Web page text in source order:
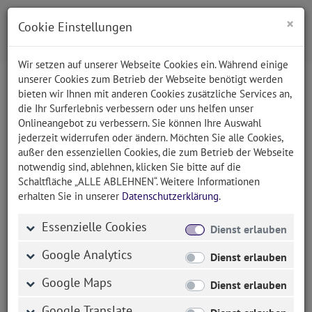
Bernd Hackl / 7P-Horses
(seit 2018)
Ticketsystem für Veranstaltungen und Kurse
des TV-bekannten Horseman
seinem Team die Version 2.0 unseres erfolgreichen
Ticketsystems ein, das schneller, flexibler und
mächtiger als sein Vorgänger ist. Über 10
Cookie Einstellungen ×
Wir setzen auf unserer Webseite Cookies ein. Während einige
unserer Cookies zum Betrieb der Webseite benötigt werden
bieten wir Ihnen mit anderen Cookies zusätzliche Services an,
die Ihr Surferlebnis verbessern oder uns helfen unser
Onlineangebot zu verbessern. Sie können Ihre Auswahl
jederzeit widerrufen oder ändern. Möchten Sie alle Cookies,
außer den essenziellen Cookies, die zum Betrieb der Webseite
notwendig sind, ablehnen, klicken Sie bitte auf die
Schaltfläche „ALLE ABLEHNEN“. Weitere Informationen
erhalten Sie in unserer Datenschutzerklärung.
Essenzielle Cookies Dienst erlauben
Google Analytics Dienst erlauben
Google Maps Dienst erlauben